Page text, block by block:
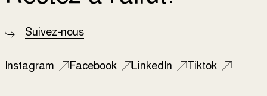
Suivez-nous
Instagram Facebook LinkedIn Tiktok